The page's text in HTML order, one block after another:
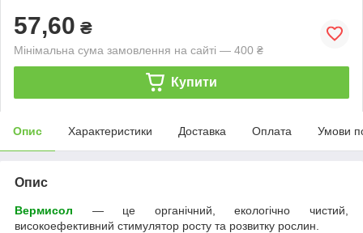
57,60 ₴
Мінімальна сума замовлення на сайті — 400 ₴
Купити
Опис Характеристики Доставка Оплата Умови
Опис
Вермисол
— це органічний, екологічно чистий,
високоефективний стимулятор росту та розвитку рослин.